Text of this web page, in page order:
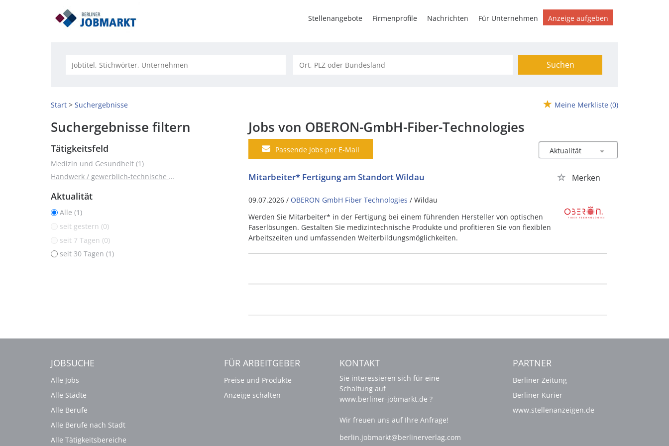
Stellenangebote Firmenprofile Nachrichten Für Unternehmen Anzeige aufgeben
Suchen
Start Suchergebnisse Meine Merkliste (0)
Suchergebnisse filtern
Tätigkeitsfeld
Medizin und Gesundheit (1)
Handwerk / gewerblich-technische Berufe (1)
Aktualität
Alle (1)
seit gestern (0)
seit 7 Tagen (0)
seit 30 Tagen (1)
Jobs von OBERON-GmbH-Fiber-Technologies
Passende Jobs per E-Mail
Mitarbeiter* Fertigung am Standort Wildau Merken
09.07.2026 / OBERON GmbH Fiber Technologies / Wildau
Werden Sie Mitarbeiter* in der Fertigung bei einem führenden Hersteller von optischen
Faserlösungen. Gestalten Sie medizintechnische Produkte und profitieren Sie von flexiblen
Arbeitszeiten und umfassenden Weiterbildungsmöglichkeiten.
JOBSUCHE
Alle Jobs
Alle Städte
Alle Berufe
Alle Berufe nach Stadt
Alle Tätigkeitsbereiche
FÜR ARBEITGEBER
Preise und Produkte
Anzeige schalten
KONTAKT
Sie interessieren sich für eine
Schaltung auf
www.berliner-jobmarkt.de ?
Wir freuen uns auf Ihre Anfrage!
berlin.jobmarkt@berlinerverlag.com
PARTNER
Berliner Zeitung
Berliner Kurier
www.stellenanzeigen.de